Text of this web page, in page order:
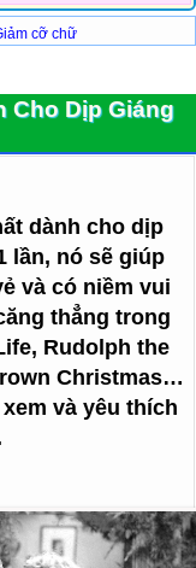
cỡ chữ
Cho Dịp Giáng
dành cho dịp
lần, nó sẽ giúp
và có niềm vui
thẳng trong
Rudolph the
Christmas…
và yêu thích